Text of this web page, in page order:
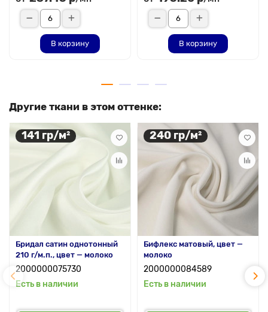
В корзину В корзину
Другие ткани в этом оттенке:
141 гр/м²
Бридал сатин однотонный
210 г/м.п., цвет — молоко
2000000075730
Есть в наличии
240 гр/м²
Бифлекс матовый, цвет —
молоко
2000000084589
Есть в наличии